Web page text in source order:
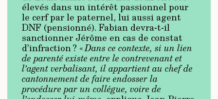
élevés dans un intérêt passionnel pour
le cerf par le paternel, lui aussi agent
DNF (pensionné). Fabian devra-t-il
sanctionner Jérôme en cas de constat
d’infraction ? «Dans ce contexte, si un lien
de parenté existe entre le contrevenant et
l’agent verbalisant, il appartient au chef de
cantonnement de faire endosser la
procédure par un collègue, voire de